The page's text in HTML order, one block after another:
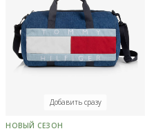
Добавить сразу
НОВЫЙ СЕЗОН